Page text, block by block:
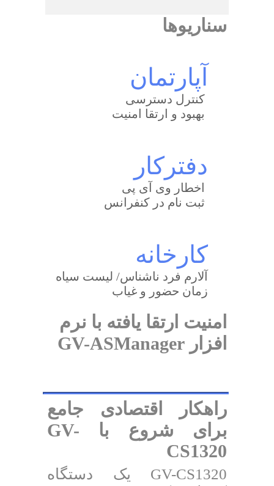
سناریوها
آپارتمان
کنترل دسترسی
بهبود و ارتقا امنیت
دفترکار
اخطار وی آی پی
ثبت نام در کنفرانس
کارخانه
آلارم فرد ناشناس/ لیست سیاه
زمان حضور و غیاب
امنیت ارتقا یافته با نرم
افزار GV-ASManager
راهکار اقتصادی جامع
برای شروع با GV-
CS1320
GV-CS1320 یک دستگاه